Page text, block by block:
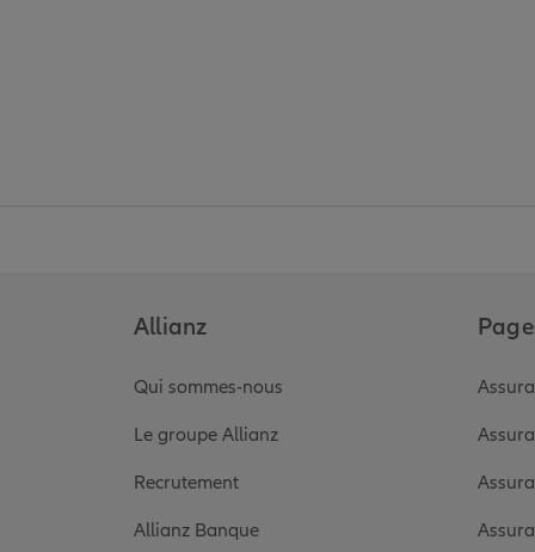
Allianz
Qui sommes-nous
Le groupe Allianz
Recrutement
Allianz Banque